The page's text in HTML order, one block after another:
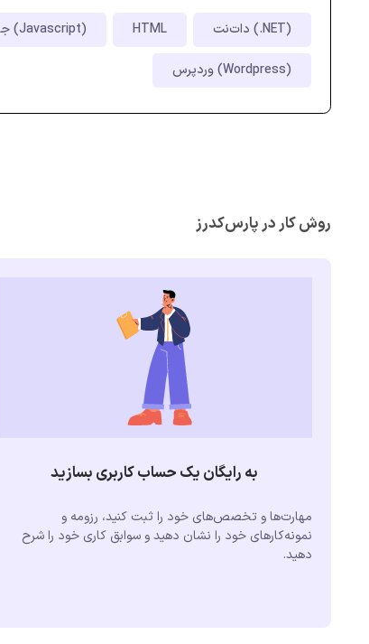
دات‌نت (.NET) HTML جاوا اسکریپت (Javascript)
وردپرس (Wordpress)
روش کار در پارس‌کدرز
به رایگان یک حساب کاربری بسازید
مهارت‌ها و تخصص‌های خود را ثبت کنید، رزومه و
نمونه‌کارهای خود را نشان دهید و سوابق کاری خود را شرح
دهید.